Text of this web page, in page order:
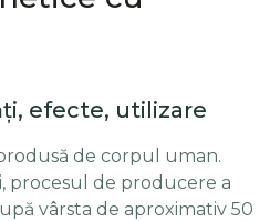
efecte, utilizare
de corpul uman.
procesul de producere a
vârsta de aproximativ 50